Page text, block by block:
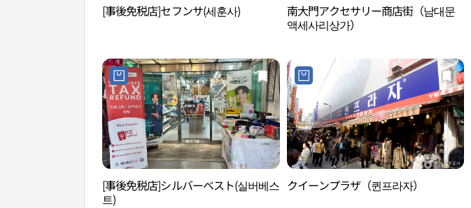
[事後免税店]セフンサ(세훈사)
南大門アクセサリー商店街（남대문
액세사리상가）
[事後免税店]シルバーベスト(실버베스
트)
クイーンプラザ（퀸프라자）